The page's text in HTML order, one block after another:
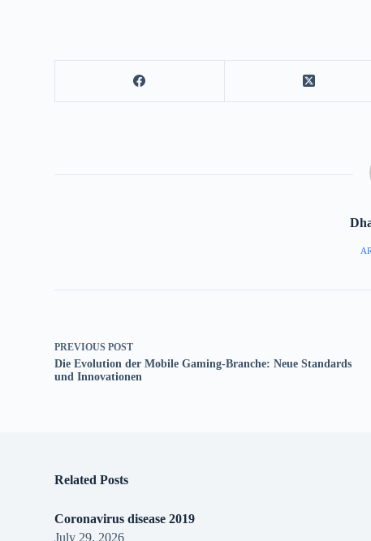
PREVIOUSPOST
Die Evolution der Mobile Gaming-Branche: Neue Standards
und Innovationen
Related Posts
Coronavirus disease 2019
July 29, 2026